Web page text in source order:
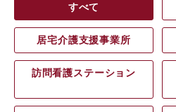
すべて
居宅介護支援事業所
訪問看護ステーション